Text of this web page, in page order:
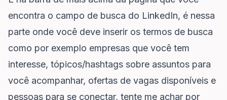
encontra o campo de busca do LinkedIn, é nessa
parte onde você deve inserir os termos de busca
como por exemplo empresas que você tem
interesse, tópicos/hashtags sobre assuntos para
você acompanhar, ofertas de vagas disponíveis e
pessoas para se conectar, tente me achar por